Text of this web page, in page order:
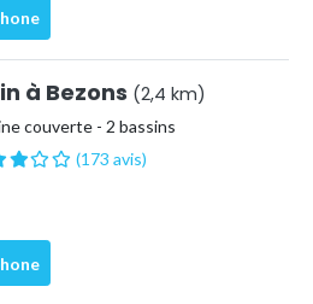
à Bezons (2,4 km)
couverte - 2 bassins
(173 avis)